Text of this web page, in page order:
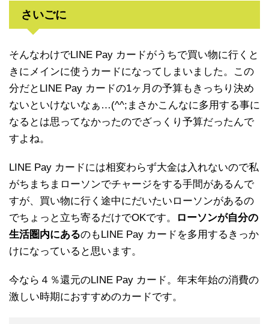
さいごに
そんなわけでLINE Pay カードがうちで買い物に行くと
きにメインに使うカードになってしまいました。この
分だとLINE Pay カードの1ヶ月の予算もきっちり決め
ないといけないなぁ…(^^;まさかこんなに多用する事に
なるとは思ってなかったのでざっくり予算だったんで
すよね。
LINE Pay カードには相変わらず大金は入れないので私
がちまちまローソンでチャージをする手間があるんで
すが、買い物に行く途中にだいたいローソンがあるの
でちょっと立ち寄るだけでOKです。
ローソンが自分の
生活圏内にあるのもLINE Pay カードを多用するきっか
けになっていると思います。
今なら４％還元のLINE Pay カード。年末年始の消費の
激しい時期におすすめのカードです。